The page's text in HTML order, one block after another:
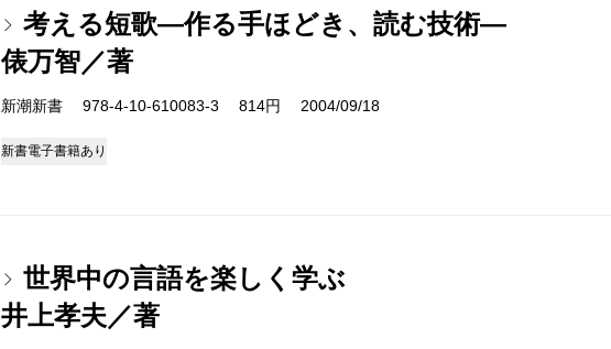
考える短歌―作る手ほどき、読む技術―
俵万智／著
新潮新書 978-4-10-610083-3 814円 2004/09/18
新書電子書籍あり
世界中の言語を楽しく学ぶ
井上孝夫／著